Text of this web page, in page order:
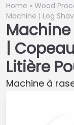
Home » Wood
Machine | Log
Machine
|
Litière
Machine à